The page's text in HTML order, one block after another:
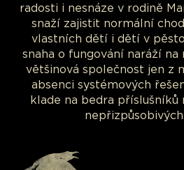
radosti i nesnáze v rodině
snaží zajistit normální
vlastních dětí i dětí v
snaha o fungování naráží
většinová společnost jen z
absenci systémových
klade na bedra příslušníků